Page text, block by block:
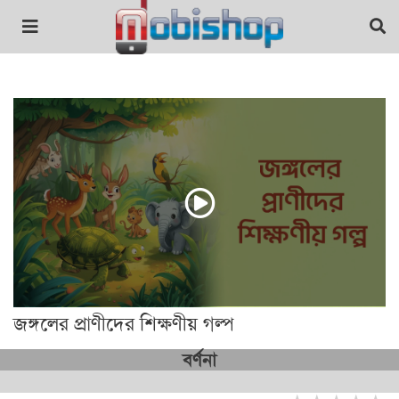
জঙ্গলের প্রাণীদের শিক্ষণীয় গল্প
বর্ণনা